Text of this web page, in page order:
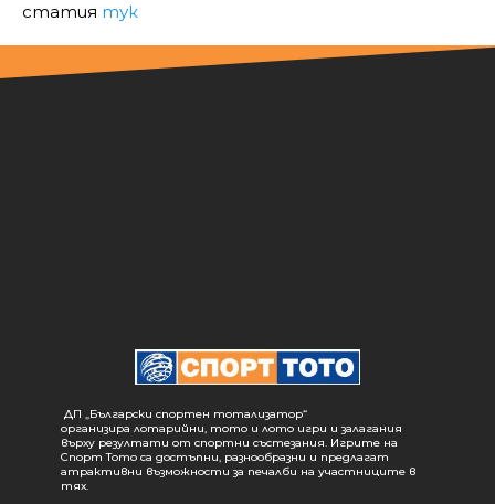
статия тук
ДП „Български спортен тотализатор“
организира лотарийни, тото и лото игри и залагания
върху резултати от спортни състезания. Игрите на
Спорт Тото са достъпни, разнообразни и предлагат
атрактивни възможности за печалби на участниците в
тях.